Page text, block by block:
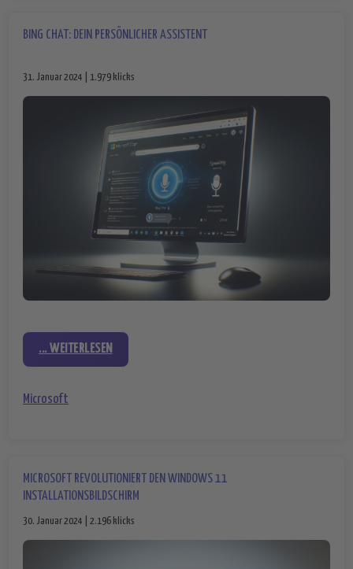
BING CHAT: DEIN PERSÖNLICHER ASSISTENT
31. Januar 2024 | 1.979 klicks
... WEITERLESEN
Microsoft
MICROSOFT REVOLUTIONIERT DEN WINDOWS 11
INSTALLATIONSBILDSCHIRM
30. Januar 2024 | 2.196 klicks